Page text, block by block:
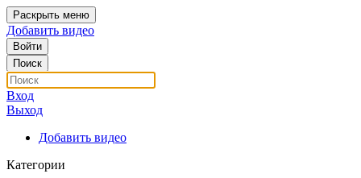
Раскрыть меню
Добавить видео
Войти
Поиск
Вход
Выход
Добавить видео
Категории